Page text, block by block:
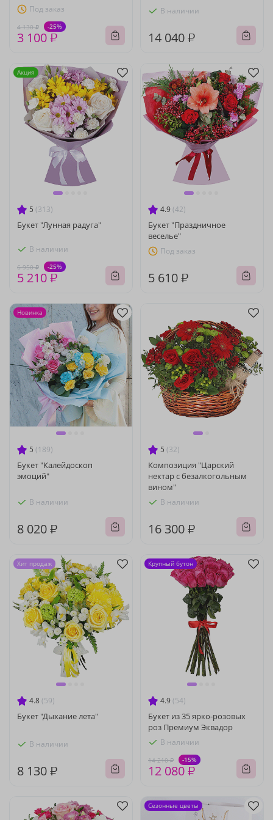
Под заказ
4 130 ₽ -25%
3 100 ₽
В наличии
14 040 ₽
5 (313)
Букет "Лунная радуга"
В наличии
6 950 ₽ -25%
5 210 ₽
Акция
4.9 (42)
Букет "Праздничное
веселье"
Под заказ
5 610 ₽
5 (189)
Букет "Калейдоскоп
эмоций"
В наличии
8 020 ₽
Новинка
5 (32)
Композиция "Царский
нектар с безалкогольным
вином"
В наличии
16 300 ₽
4.8 (59)
Букет "Дыхание лета"
В наличии
8 130 ₽
Хит продаж
4.9 (54)
Букет из 35 ярко-розовых
роз Премиум Эквадор
В наличии
14 210 ₽ -15%
12 080 ₽
Крупный бутон
Сезонные цветы